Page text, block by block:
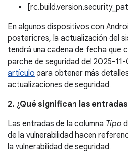
En algunos dispositivos con
posteriores, la actualización del
tendrá una cadena de fecha que
parche de seguridad del 2025-11-
artículo para obtener más
actualizaciones de seguridad.
2. ¿Qué significan las
Las entradas de la columna Tipo
de la vulnerabilidad hacen
la vulnerabilidad de seguridad.